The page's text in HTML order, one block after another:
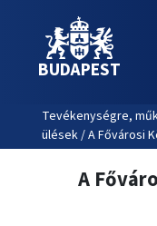
BUDAPEST
Tevékenységre,
ülések / A Fővárosi
A